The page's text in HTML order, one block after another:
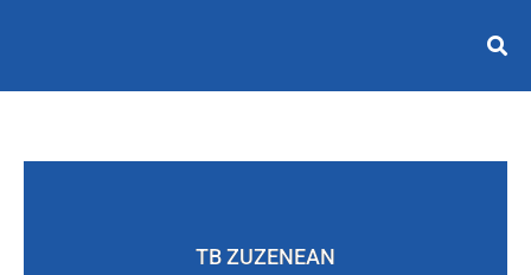
TB ZUZENEAN